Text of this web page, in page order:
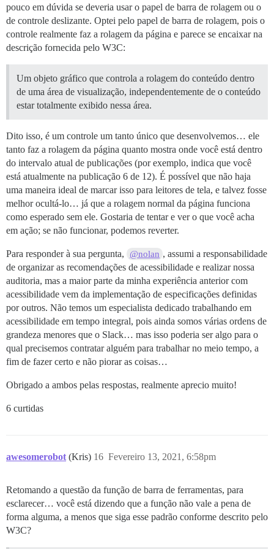
pouco em dúvida se deveria usar o papel de barra de rolagem ou o
de controle deslizante. Optei pelo papel de barra de rolagem, pois o
controle realmente faz a rolagem da página e parece se encaixar na
descrição fornecida pelo W3C:
Um objeto gráfico que controla a rolagem do conteúdo dentro
de uma área de visualização, independentemente de o conteúdo
estar totalmente exibido nessa área.
Dito isso, é um controle um tanto único que desenvolvemos… ele
tanto faz a rolagem da página quanto mostra onde você está dentro
do intervalo atual de publicações (por exemplo, indica que você
está atualmente na publicação 6 de 12). É possível que não haja
uma maneira ideal de marcar isso para leitores de tela, e talvez fosse
melhor ocultá-lo… já que a rolagem normal da página funciona
como esperado sem ele. Gostaria de tentar e ver o que você acha
em ação; se não funcionar, podemos reverter.
Para responder à sua pergunta, @nolan , assumi a responsabilidade
de organizar as recomendações de acessibilidade e realizar nossa
auditoria, mas a maior parte da minha experiência anterior com
acessibilidade vem da implementação de especificações definidas
por outros. Não temos um especialista dedicado trabalhando em
acessibilidade em tempo integral, pois ainda somos várias ordens de
grandeza menores que o Slack… mas isso poderia ser algo para o
qual precisemos contratar alguém para trabalhar no meio tempo, a
fim de fazer certo e não piorar as coisas…
Obrigado a ambos pelas respostas, realmente aprecio muito!
6 curtidas
awesomerobot (Kris) Fevereiro 13, 2021, 6:58pm
16
Retomando a questão da função de barra de ferramentas, para
esclarecer… você está dizendo que a função não vale a pena de
forma alguma, a menos que siga esse padrão conforme descrito pelo
W3C?